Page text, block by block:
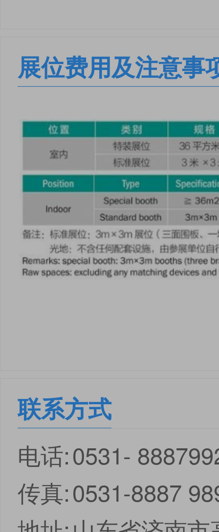
展位费用及注意事
联系方式
电话:0531-
传真:0531-8887